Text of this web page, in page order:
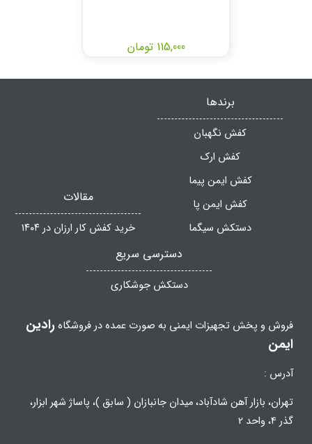
115,000 تومان
برندها
کفش نگهبان
کفش ارک
کفش ایمن پیما
کفش ایمن پا
دستکش سیگما
مقالات
خرید کفش کار ارزان در ۱۴۰۴
دسترسی سریع
دستکش جوشکاری
فروش و پخش تجهیزات ایمنی به صورت عمده در فروشگاهرادین
ایمن
آدرس :
تهران، بازار آهن شادآباد، میدان جانبازان ( سابق )، پاساژ شهر ابزار،
گذر 4، واحد 2